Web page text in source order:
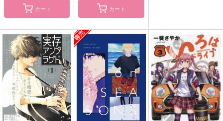
カート カート